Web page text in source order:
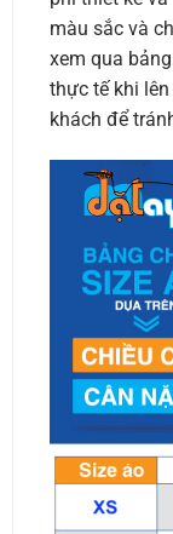
màu sắc và
xem qua
thực tế khi
khách để